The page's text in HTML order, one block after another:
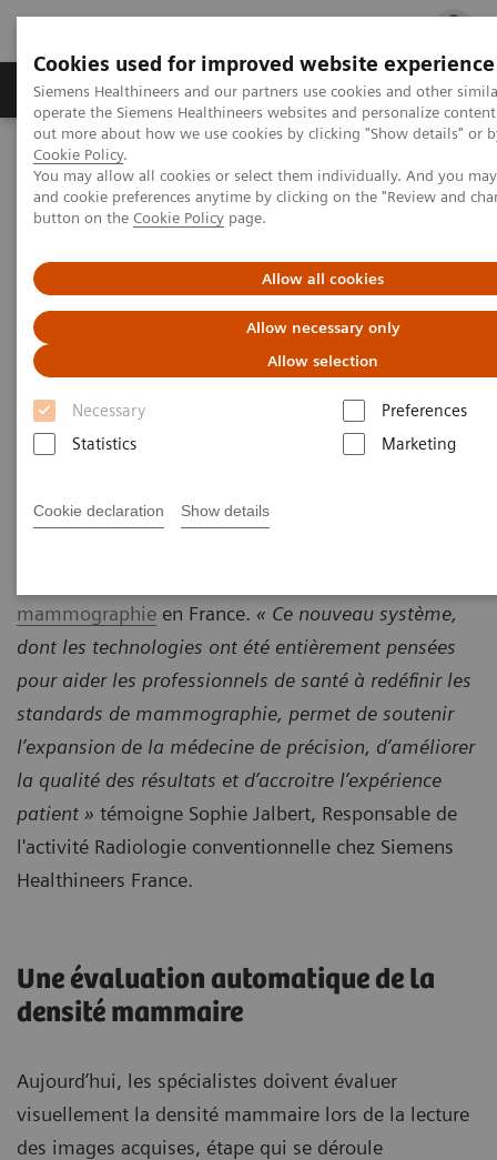
Cookies used for improved website experience
Siemens Healthineers and our partners use cookies and other
operate the Siemens Healthineers websites and personalize
out more about how we use cookies by clicking "Show details" or
Cookie Policy.
You may allow all cookies or select them individually. And you
and cookie preferences anytime by clicking on the "Review and
button on the Cookie Policy page.
Allow all cookies
Allow necessary only
Allow selection
Necessary
Preferences
Statistics
Marketing
Cookie declaration Show details
Produits & services Support & formations
Accueil
Actualités
Un nouveau système de mammographie pour redéfinir les
standards des utilisateurs et de leurs patientes
Redéfinir les standards en
mammographie
Pour les utilisateurs et leurs patientes
mammographie en France. « Ce nouveau système,
dont les technologies ont été entièrement pensées
pour aider les professionnels de santé à redéfinir les
standards de mammographie, permet de soutenir
l’expansion de la médecine de précision, d’améliorer
la qualité des résultats et d’accroitre l’expérience
patient » témoigne Sophie Jalbert, Responsable de
l'activité Radiologie conventionnelle chez Siemens
Healthineers France.
Une évaluation automatique de la
densité mammaire
Aujourd’hui, les spécialistes doivent évaluer
visuellement la densité mammaire lors de la lecture
des images acquises, étape qui se déroule